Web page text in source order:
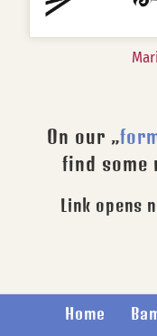
On our „
find some
Link opens
Home